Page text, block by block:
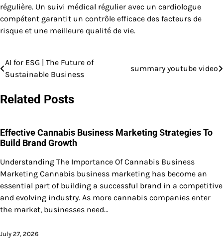
régulière. Un suivi médical régulier avec un cardiologue
compétent garantit un contrôle efficace des facteurs de
risque et une meilleure qualité de vie.
Post
AI for ESG | The Future of
Sustainable Business
summary youtube video
Related Posts
Effective Cannabis Business Marketing Strategies To
Build Brand Growth
Understanding The Importance Of Cannabis Business
Marketing Cannabis business marketing has become an
essential part of building a successful brand in a competitive
and evolving industry. As more cannabis companies enter
the market, businesses need…
July 27, 2026